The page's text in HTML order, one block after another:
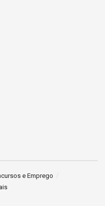
e Emprego